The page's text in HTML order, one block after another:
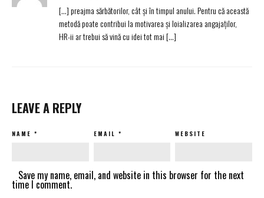
[…] preajma sărbătorilor, cât și în timpul anului. Pentru că această
metodă poate contribui la motivarea și loializarea angajaților,
HR-ii ar trebui să vină cu idei tot mai […]
LEAVE A REPLY
NAME * EMAIL * WEBSITE
Save my name, email, and website in this browser for the next
time I comment.